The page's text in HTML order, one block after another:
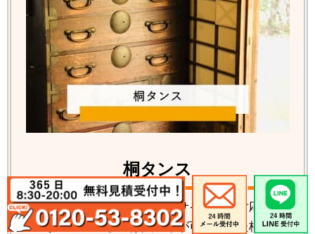
桐タンス
桐タンス各種の回収処分、リサイクルの対応が可
能です。数年前までは買取りが可能だった桐タン